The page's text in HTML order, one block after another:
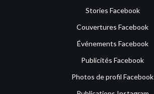
Stories Facebook
Couvertures Facebook
Événements Facebook
Publicités Facebook
Photos de profil Facebook